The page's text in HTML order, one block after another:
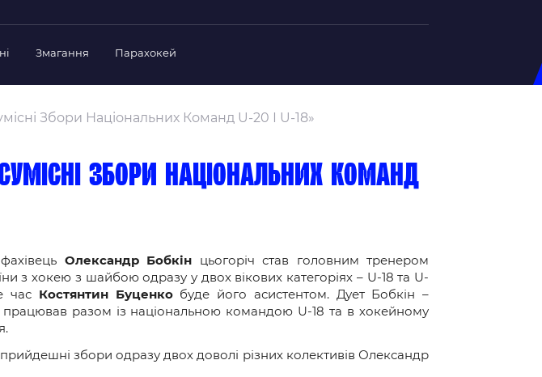
Збірної
Матчів
Склад Збірної
Календар Матчів
Штаб
Матчів
Тренерський Штаб
Календар Матчів
Змагання Парахокей
Збори Національних Команд U-20 І U-18»
збори національних команд
Олександр Бобкін цьогоріч став головним тренером
з хокею з шайбою одразу у двох вікових категоріях – U-18 та U-
час Костянтин Буценкобуде його асистентом. Дует Бобкін –
разом із національною командою U-18 та в хокейному
збори одразу двох доволі різних колективів Олександр